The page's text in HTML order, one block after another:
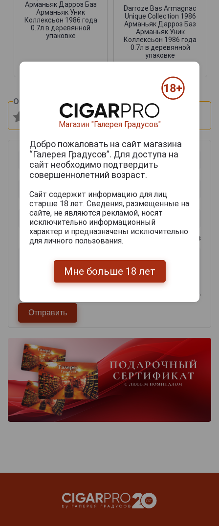
Арманьяк Дарроз Баз
Арманьяк Уник
Коллексьон 1986 года
0.7л в деревянной
упаковке
Darroze Bas Armagnac
Unique Collection 1986
Арманьяк Дарроз Баз
Арманьяк Уник
Коллексьон 1986 года
0.7л в деревянной
упаковке
Оцените и напишите отзыв:
из 2000 знаков
Магазин "Галерея Градусов"
Добро пожаловать на сайт магазина
“Галерея Градусов”. Для доступа на
сайт необходимо подтвердить
совершеннолетний возраст.
Сайт содержит информацию для лиц
старше 18 лет. Сведения, размещенные на
сайте, не являются рекламой, носят
исключительно информационный
характер и предназначены исключительно
для личного пользования.
Мне больше 18 лет